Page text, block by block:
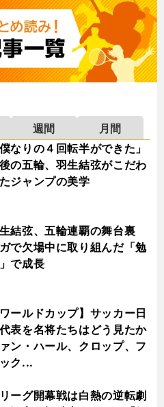
週間
月間
僕なりの４回転半ができた」
の五輪、羽生結弦がこだわ
ジャンプの美学
結弦、五輪連覇の舞台裏
で欠場中に取り組んだ「勉
で成長
ワールドカップ】サッカー日
表を名将たちはどう見たか
ン・ハール、クロップ、フ
ク...
ーグ開幕戦は白熱の逆転劇